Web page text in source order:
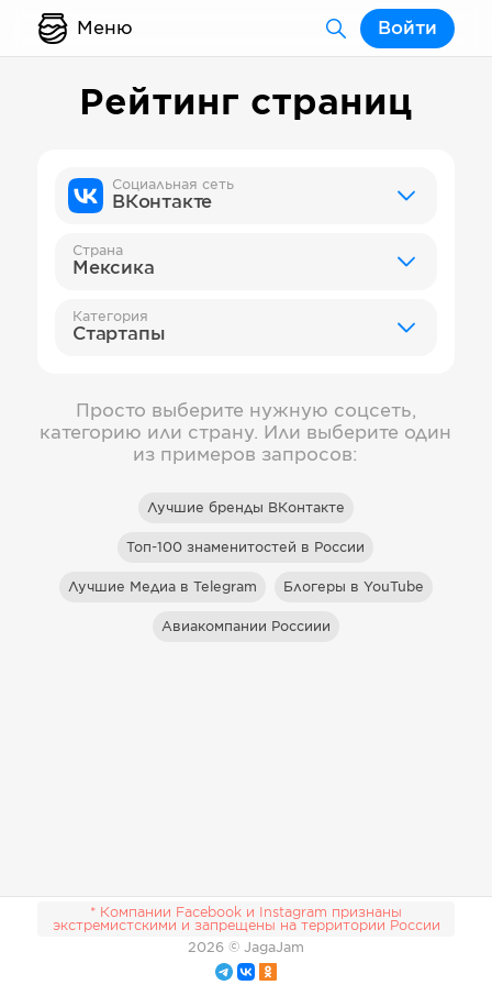
Меню Войти
Рейтинг страниц
Социальная сеть
ВКонтакте
Страна
Мексика
Категория
Стартапы
Просто выберите нужную соцсеть,
категорию или страну. Или выберите один
из примеров запросов:
Лучшие бренды ВКонтакте
Топ-100 знаменитостей в России
Лучшие Медиа в Telegram Блогеры в YouTube
Авиакомпании Россиии
* Компании Facebook и Instagram признаны
экстремистскими и запрещены на территории России
2026 © JagaJam